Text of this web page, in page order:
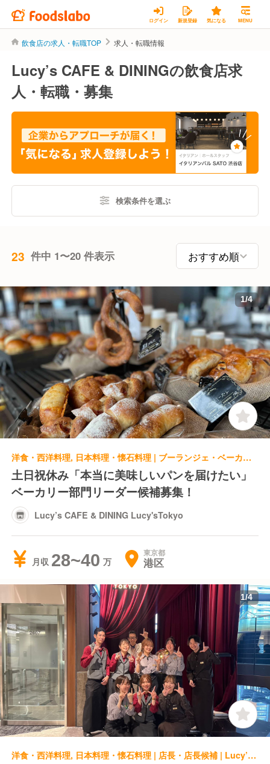
ログイン 新規登録 気になる MENU
飲食店の求人・転職TOP 求人・転職情報
Lucy’s CAFE & DININGの飲食店求
人・転職・募集
検索条件を選ぶ
23 件中 1〜20 件表示
1/4
洋食・西洋料理, 日本料理・懐石料理 | ブーランジェ・ベーカー | Lucy’s CAFE & DINING Lucy'sTokyo
土日祝休み「本当に美味しいパンを届けたい」
ベーカリー部門リーダー候補募集！
Lucy’s CAFE & DINING Lucy'sTokyo
月収 28~40 東京都
港区
1/4
洋食・西洋料理, 日本料理・懐石料理 | 店長・店長候補 | Lucy’s CAFE & DINING Lucy'sTokyo